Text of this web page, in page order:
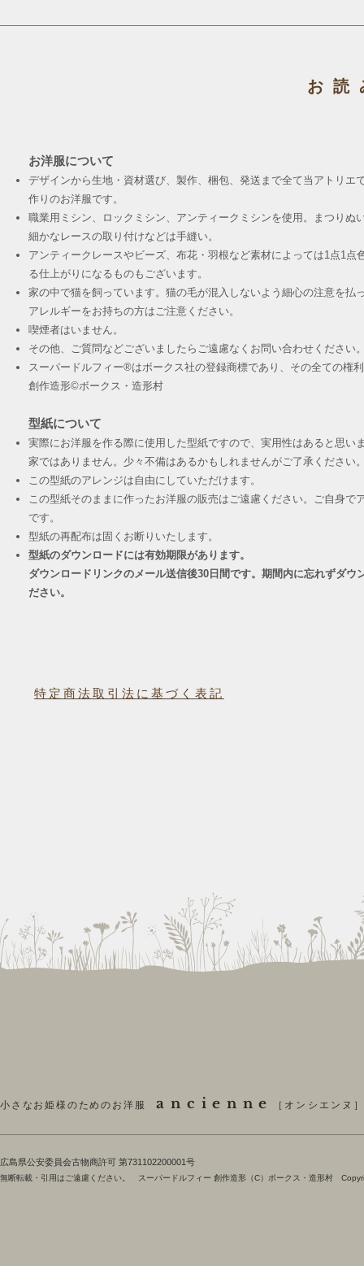
お読
お洋服について
デザインから生地・資材選び、製作、梱包、発送まで全て当アトリエ
作りのお洋服です。
職業用ミシン、ロックミシン、アンティークミシンを使用。まつりぬ
細かなレースの取り付けなどは手縫い。
アンティークレースやビーズ、布花・羽根など素材によっては1点1点
る仕上がりになるものもございます。
家の中で猫を飼っています。猫の毛が混入しないよう細心の注意を払
アレルギーをお持ちの方はご注意ください。
喫煙者はいません。
その他、ご質問などございましたらご遠慮なくお問い合わせください
スーパードルフィー®︎はボークス社の登録商標であり、その全ての権
創作造形©︎ボークス・造形村
型紙について
実際にお洋服を作る際に使用した型紙ですので、実用性はあると思い
家ではありません。少々不備はあるかもしれませんがご了承ください
この型紙のアレンジは自由にしていただけます。
この型紙そのままに作ったお洋服の販売はご遠慮ください。ご自身で
です。
​型紙の再配布は固くお断りいたします。
型紙のダウンロードには有効期限があります。
ダウンロードリンクのメール送信後30日間です。期間内に忘れずダウ
ださい。
特定商法取引法に基づく表記
小さなお姫様のためのお洋服 ancienne ［オンシエンヌ
​広島県公安委員会古物商許可 第731102200001号
無断転載・引用はご遠慮ください。 スーパードルフィー 創作造形（C）ボークス・造形村